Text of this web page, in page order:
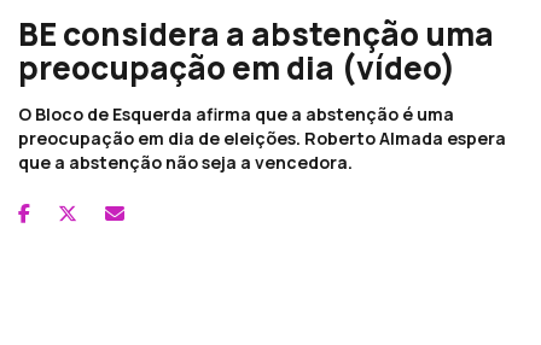
BE considera a abstenção uma
preocupação em dia (vídeo)
O Bloco de Esquerda afirma que a abstenção é uma
preocupação em dia de eleições. Roberto Almada espera
que a abstenção não seja a vencedora.